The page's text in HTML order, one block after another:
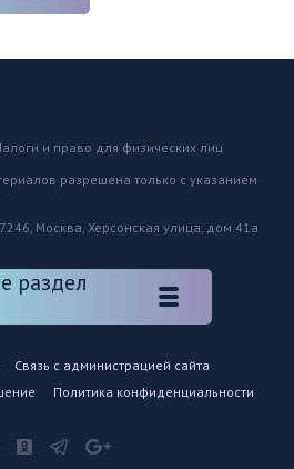
и право для физических лиц
разрешена только с указанием
Москва, Херсонская улица, дом 41а
раздел
Связь с администрацией сайта
Политика конфиденциальности